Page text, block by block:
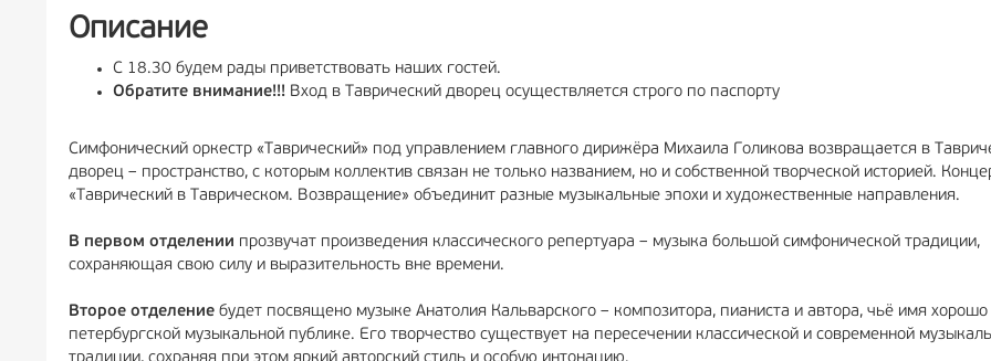
Описание
С 18.30 будем рады приветствовать наших гостей.
Обратите внимание!!! Вход в Таврический дворец осуществляется строго по паспорту
Симфонический оркестр «Таврический» под управлением главного дирижёра Михаила Голикова возвращается в
дворец – пространство, с которым коллектив связан не только названием, но и собственной творческой историей.
«Таврический в Таврическом. Возвращение» объединит разные музыкальные эпохи и художественные направления.
В первом отделении прозвучат произведения классического репертуара – музыка большой симфонической традиции,
сохраняющая свою силу и выразительность вне времени.
Второе отделение будет посвящено музыке Анатолия Кальварского – композитора, пианиста и автора, чьё имя хорошо
петербургской музыкальной публике. Его творчество существует на пересечении классической и современной